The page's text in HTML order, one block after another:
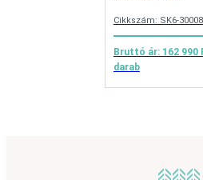
Cikkszám: SK6-
Bruttó ár: 162 990
darab